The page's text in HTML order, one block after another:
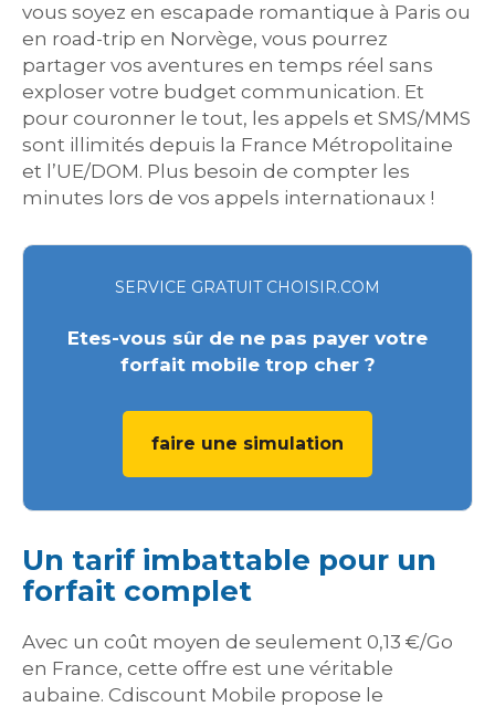
vous soyez en escapade romantique à Paris ou
en road-trip en Norvège, vous pourrez
partager vos aventures en temps réel sans
exploser votre budget communication. Et
pour couronner le tout, les appels et SMS/MMS
sont illimités depuis la France Métropolitaine
et l’UE/DOM. Plus besoin de compter les
minutes lors de vos appels internationaux !
SERVICE GRATUIT CHOISIR.COM
Etes-vous sûr de ne pas payer votre
forfait mobile trop cher ?
faire une simulation
Un tarif imbattable pour un
forfait complet
Avec un coût moyen de seulement 0,13 €/Go
en France, cette offre est une véritable
aubaine. Cdiscount Mobile propose le